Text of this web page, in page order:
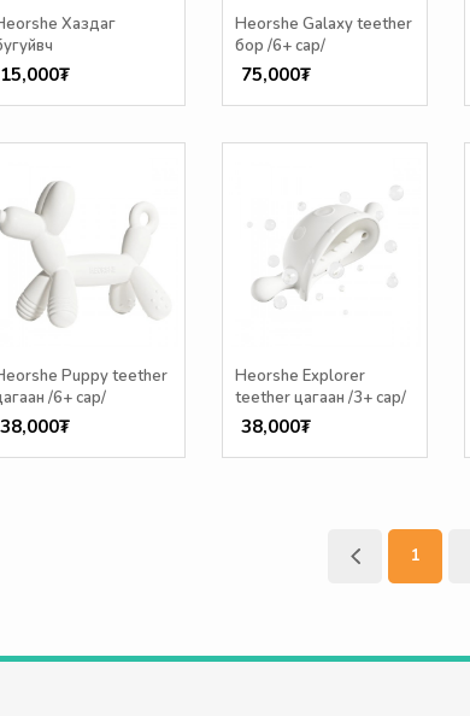
Хаздаг
15,000₮
Heorshe Galaxy teether
бор /6+ сар/
75,000₮
Puppy teether
/6+ сар/
38,000₮
Heorshe Explorer
teether цагаан /3+ сар/
38,000₮
1